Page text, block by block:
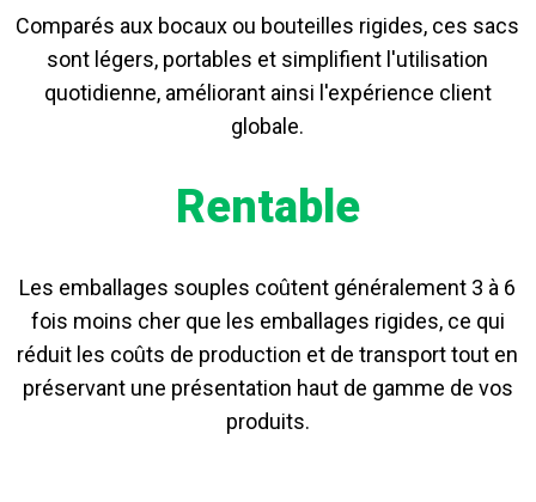
Comparés aux bocaux ou bouteilles rigides, ces sacs
sont légers, portables et simplifient l'utilisation
quotidienne, améliorant ainsi l'expérience client
globale.
Rentable
Les emballages souples coûtent généralement 3 à 6
fois moins cher que les emballages rigides, ce qui
réduit les coûts de production et de transport tout en
préservant une présentation haut de gamme de vos
produits.